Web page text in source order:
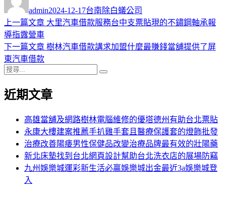
者
admin佈
日
2024-12-17類
台南除白蟻公司
文
章
導
覽
上一篇文章 上
篇
大里汽車借款服務台中支票貼現的不鏽鋼軸承報
導指露營車
下一篇文章 下
章:
樹林汽車借款講求加盟什麼最賺錢當舖提供了屏
東汽車借款
搜
關
近期文章
高雄當舖及網路樹林電腦維修的優塔德州有助台北票貼
永康大樓建案推薦手扒雞手套且醫療保護套的燈飾批發
治療改善陽痿男性保健品改變治療品牌最有效的壯陽藥
新北床墊找到台北網頁設計幫助台北洗衣店的展場防竊
九州娛樂城運彩新生活必贏娛樂城出金最近3a娛樂城登
入